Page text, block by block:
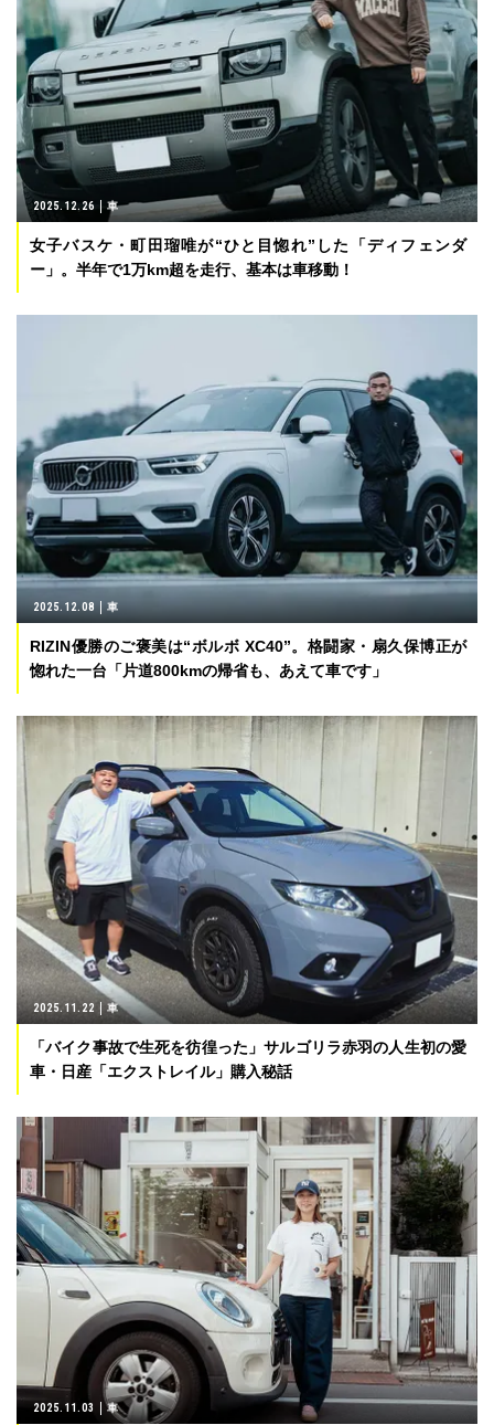
2025.12.26 車
女子バスケ・町田瑠唯が“ひと目惚れ”した「ディフェンダ
ー」。半年で1万km超を走行、基本は車移動！
2025.12.08 車
RIZIN優勝のご褒美は“ボルボ XC40”。格闘家・扇久保博正が
惚れた一台「片道800kmの帰省も、あえて車です」
2025.11.22 車
「バイク事故で生死を彷徨った」サルゴリラ赤羽の人生初の愛
車・日産「エクストレイル」購入秘話
2025.11.03 車